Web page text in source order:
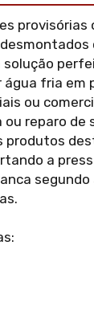
provisórias
solução
água fria em
ou
reparo de
produtos
a